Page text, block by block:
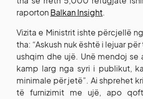
raporton Balkan Insight.
Vizita e Ministrit ishte përcjellë
tha: “Askush nuk është i lejuar
ushqim dhe ujë. Unë mendoj
kamp larg nga syri i publikut,
minimale për jetë”. Ai shprehet
të furnizimit me ujë, apo